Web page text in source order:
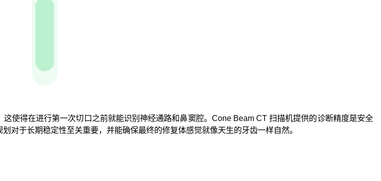
使得在进行第一次切口之前就能识别神经通路和鼻窦腔。Cone Beam CT 扫描机提供的诊断精度是安全
对于长期稳定性至关重要，并能确保最终的修复体感觉就像天生的牙齿一样自然。